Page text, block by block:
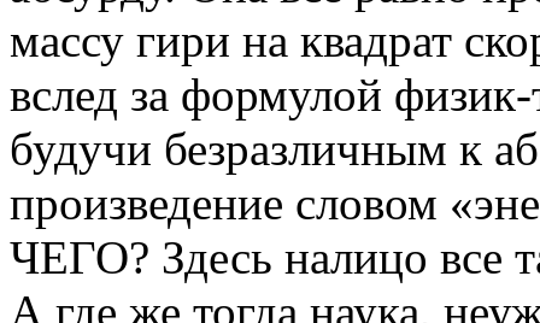
массу гири на квадрат
вслед за формулой
будучи безразличным к
произведение словом
ЧЕГО? Здесь налицо все
А где же тогда наука,